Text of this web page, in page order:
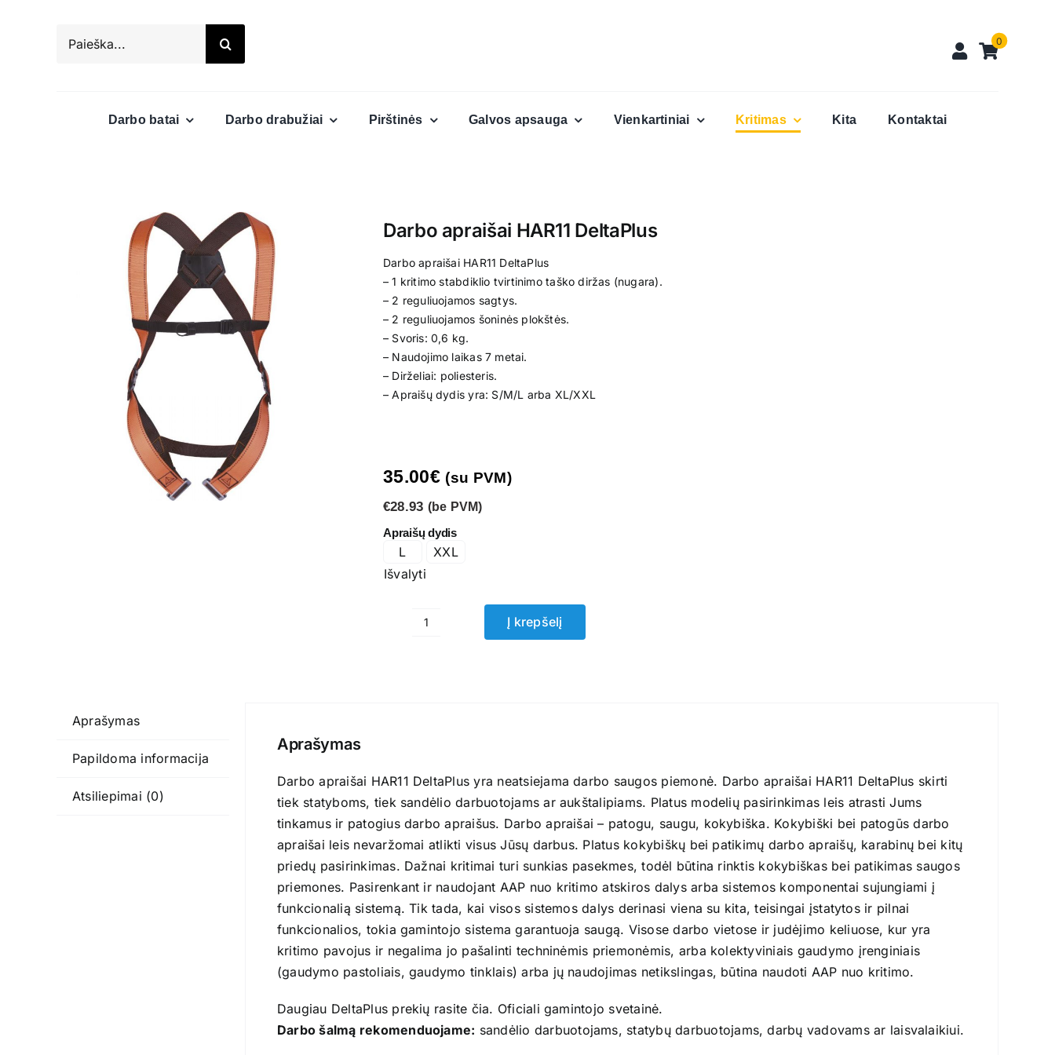
0
Darbo batai Darbo drabužiai Pirštinės Galvos apsauga Vienkartiniai Kritimas Kita Kontaktai
Darbo apraišai HAR11 DeltaPlus
Darbo apraišai HAR11 DeltaPlus
– 1 kritimo stabdiklio tvirtinimo taško diržas (nugara).
– 2 reguliuojamos sagtys.
– 2 reguliuojamos šoninės plokštės.
– Svoris: 0,6 kg.
– Naudojimo laikas 7 metai.
– Dirželiai: poliesteris.
– Apraišų dydis yra: S/M/L arba XL/XXL
35.00€ (su PVM)
€28.93 (be PVM)
Apraišų dydis
L
XXL
Išvalyti
produkto
Į krepšelį
Aprašymas
Papildoma informacija
Atsiliepimai (0)
Aprašymas
Darbo apraišai HAR11 DeltaPlus yra neatsiejama darbo saugos piemonė. Darbo apraišai HAR11 DeltaPlus skirti
tiek statyboms, tiek sandėlio darbuotojams ar aukštalipiams. Platus modelių pasirinkimas leis atrasti Jums
tinkamus ir patogius darbo apraišus. Darbo apraišai – patogu, saugu, kokybiška. Kokybiški bei patogūs darbo
apraišai leis nevaržomai atlikti visus Jūsų darbus. Platus kokybiškų bei patikimų darbo apraišų, karabinų bei kitų
priedų pasirinkimas. Dažnai kritimai turi sunkias pasekmes, todėl būtina rinktis kokybiškas bei patikimas saugos
priemones. Pasirenkant ir naudojant AAP nuo kritimo atskiros dalys arba sistemos komponentai sujungiami į
funkcionalią sistemą. Tik tada, kai visos sistemos dalys derinasi viena su kita, teisingai įstatytos ir pilnai
funkcionalios, tokia gamintojo sistema garantuoja saugą. Visose darbo vietose ir judėjimo keliuose, kur yra
kritimo pavojus ir negalima jo pašalinti techninėmis priemonėmis, arba kolektyviniais gaudymo įrenginiais
(gaudymo pastoliais, gaudymo tinklais) arba jų naudojimas netikslingas, būtina naudoti AAP nuo kritimo.
Daugiau DeltaPlus prekių rasite čia. Oficiali gamintojo svetainė.
Darbo šalmą rekomenduojame: sandėlio darbuotojams, statybų darbuotojams, darbų vadovams ar laisvalaikiui.